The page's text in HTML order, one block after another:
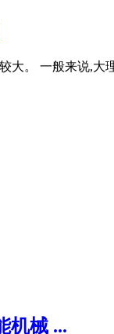
。 一般来说,
机械 ...